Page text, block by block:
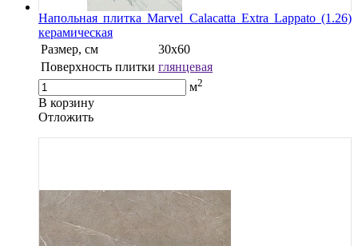
Напольная плитка Marvel Calacatta Extra Lappato (1.26)
керамическая
Размер, см
30x60
Поверхность плитки глянцевая
м2
В корзину
Oтложить